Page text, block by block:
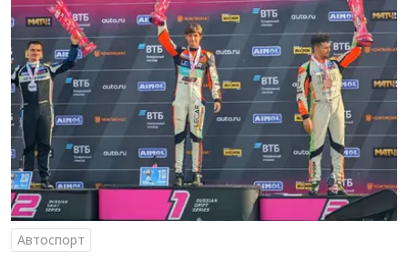
Автоспорт